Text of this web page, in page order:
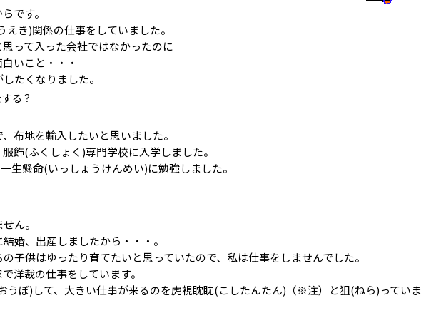
です。
き)関係の仕事をしていました。
って入った会社ではなかったのに
いこと・・・
たくなりました。
布地を輸入したいと思いました。
飾(ふくしょく)専門学校に入学しました。
生懸命(いっしょうけんめい)に勉強しました。
ん。
婚、出産しましたから・・・。
子供はゆったり育てたいと思っていたので、私は仕事をしませんでした。
洋裁の仕事をしています。
うぼ)して、大きい仕事が来るのを虎視眈眈(こしたんたん)（※注）と狙(ねら)っていま